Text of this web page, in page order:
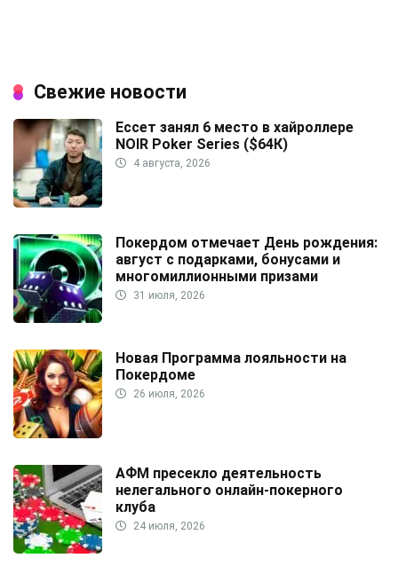
Свежие новости
Ессет занял 6 место в хайроллере
NOIR Poker Series ($64К)
4 августа, 2026
Покердом отмечает День рождения:
август с подарками, бонусами и
многомиллионными призами
31 июля, 2026
Новая Программа лояльности на
Покердоме
26 июля, 2026
АФМ пресекло деятельность
нелегального онлайн-покерного
клуба
24 июля, 2026